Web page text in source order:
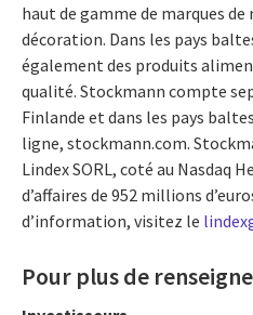
haut de gamme de marques de
décoration. Dans les pays
également des produits
qualité. Stockmann compte
Finlande et dans les pays
ligne, stockmann.com.
Lindex SORL, coté au Nasdaq
d’affaires de 952 millions
d’information, visitez le
Pour plus de